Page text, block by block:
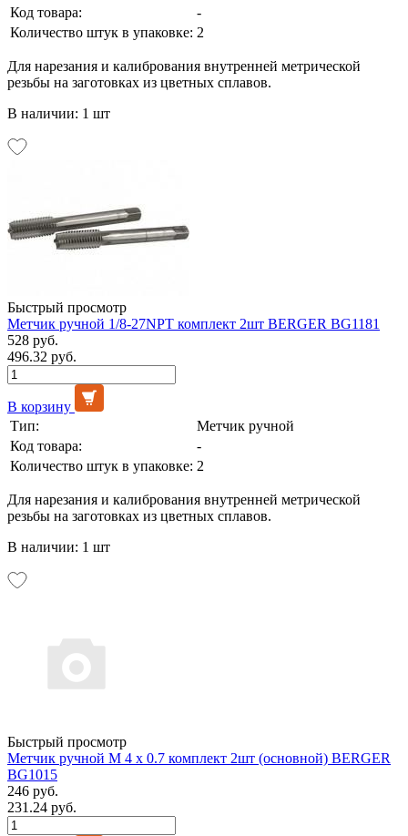
Код товара:
-
Количество штук в упаковке: 2
Для нарезания и калибрования внутренней метрической
резьбы на заготовках из цветных сплавов.
В наличии: 1 шт
Быстрый просмотр
Метчик ручной 1/8-27NPT комплект 2шт BERGER BG1181
528 руб.
496.32 руб.
В корзину
Тип:
Метчик ручной
Код товара:
-
Количество штук в упаковке: 2
Для нарезания и калибрования внутренней метрической
резьбы на заготовках из цветных сплавов.
В наличии: 1 шт
Быстрый просмотр
Метчик ручной М 4 х 0.7 комплект 2шт (основной) BERGER
BG1015
246 руб.
231.24 руб.